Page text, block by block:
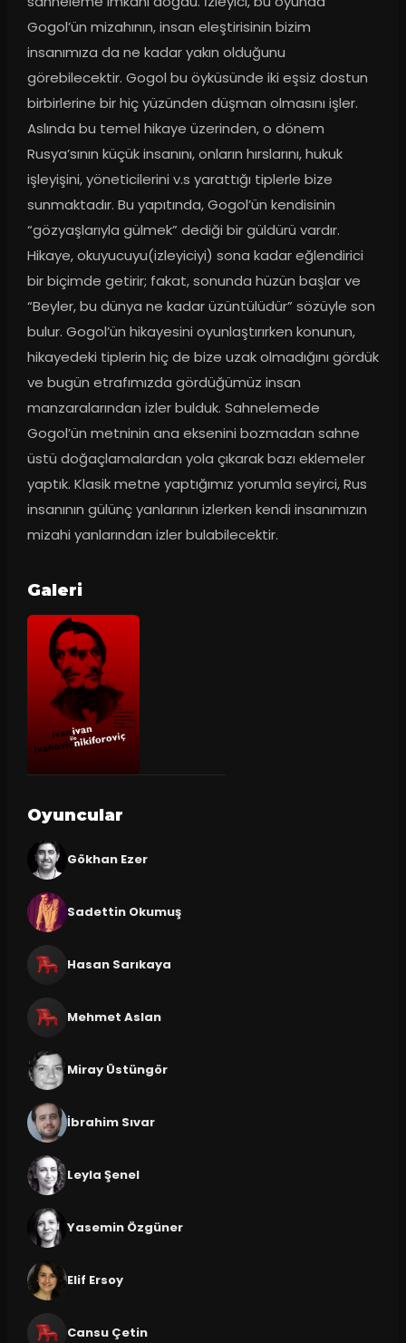
Gogol’ün mizahının, insan eleştirisinin bizim
insanımıza da ne kadar yakın olduğunu
görebilecektir. Gogol bu öyküsünde iki eşsiz dostun
birbirlerine bir hiç yüzünden düşman olmasını işler.
Aslında bu temel hikaye üzerinden, o dönem
Rusya’sının küçük insanını, onların hırslarını, hukuk
işleyişini, yöneticilerini v.s yarattığı tiplerle bize
sunmaktadır. Bu yapıtında, Gogol’ün kendisinin
“gözyaşlarıyla gülmek” dediği bir güldürü vardır.
Hikaye, okuyucuyu(izleyiciyi) sona kadar eğlendirici
bir biçimde getirir; fakat, sonunda hüzün başlar ve
“Beyler, bu dünya ne kadar üzüntülüdür” sözüyle son
bulur. Gogol’ün hikayesini oyunlaştırırken konunun,
hikayedeki tiplerin hiç de bize uzak olmadığını gördük
ve bugün etrafımızda gördüğümüz insan
manzaralarından izler bulduk. Sahnelemede
Gogol’ün metninin ana eksenini bozmadan sahne
üstü doğaçlamalardan yola çıkarak bazı eklemeler
yaptık. Klasik metne yaptığımız yorumla seyirci, Rus
insanının gülünç yanlarının izlerken kendi insanımızın
mizahi yanlarından izler bulabilecektir.
Galeri
Oyuncular
Gökhan Ezer
Sadettin Okumuş
Hasan Sarıkaya
Mehmet Aslan
Miray Üstüngör
İbrahim Sıvar
Leyla Şenel
Yasemin Özgüner
Elif Ersoy
Cansu Çetin